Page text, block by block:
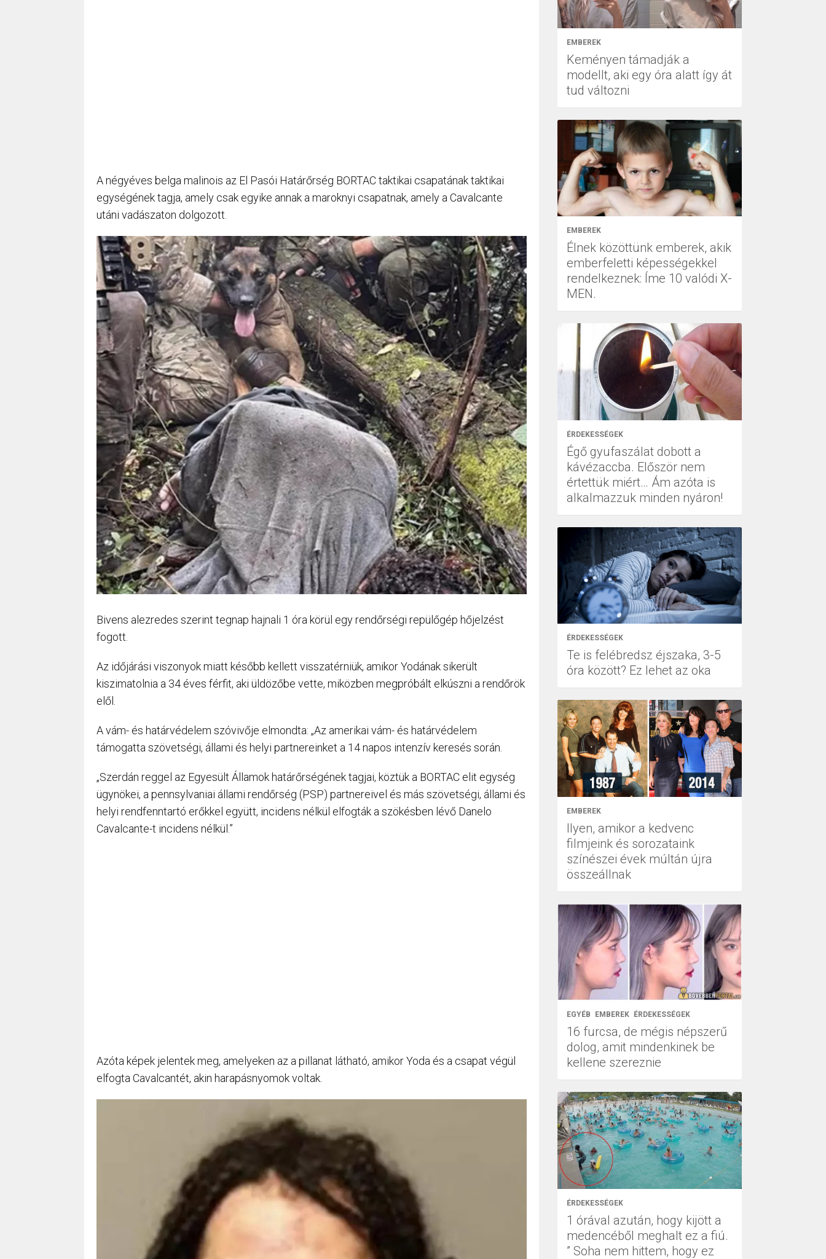
A négyéves belga malinois az El Pasói Határőrség BORTAC taktikai csapatának taktikai
egységének tagja, amely csak egyike annak a maroknyi csapatnak, amely a Cavalcante
utáni vadászaton dolgozott.
Bivens alezredes szerint tegnap hajnali 1 óra körül egy rendőrségi repülőgép hőjelzést
fogott.
Az időjárási viszonyok miatt később kellett visszatérniük, amikor Yodának sikerült
kiszimatolnia a 34 éves férfit, aki üldözőbe vette, miközben megpróbált elkúszni a rendőrök
elől.
A vám- és határvédelem szóvivője elmondta: „Az amerikai vám- és határvédelem
támogatta szövetségi, állami és helyi partnereinket a 14 napos intenzív keresés során.
„Szerdán reggel az Egyesült Államok határőrségének tagjai, köztük a BORTAC elit egység
ügynökei, a pennsylvaniai állami rendőrség (PSP) partnereivel és más szövetségi, állami és
helyi rendfenntartó erőkkel együtt, incidens nélkül elfogták a szökésben lévő Danelo
Cavalcante-t incidens nélkül.”
Azóta képek jelentek meg, amelyeken az a pillanat látható, amikor Yoda és a csapat végül
elfogta Cavalcantét, akin harapásnyomok voltak.
EMBEREK
Keményen támadják a
modellt, aki egy óra alatt így át
tud változni
EMBEREK
Élnek közöttünk emberek, akik
emberfeletti képességekkel
rendelkeznek: Íme 10 valódi X-
MEN.
ÉRDEKESSÉGEK
Égő gyufaszálat dobott a
kávézaccba. Először nem
értettük miért… Ám azóta is
alkalmazzuk minden nyáron!
ÉRDEKESSÉGEK
Te is felébredsz éjszaka, 3-5
óra között? Ez lehet az oka
EMBEREK
Ilyen, amikor a kedvenc
filmjeink és sorozataink
színészei évek múltán újra
összeállnak
EGYÉB EMBEREK ÉRDEKESSÉGEK
16 furcsa, de mégis népszerű
dolog, amit mindenkinek be
kellene szereznie
ÉRDEKESSÉGEK
1 órával azután, hogy kijött a
medencéből meghalt ez a fiú.
” Soha nem hittem, hogy ez